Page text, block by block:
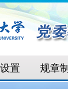
置 规章